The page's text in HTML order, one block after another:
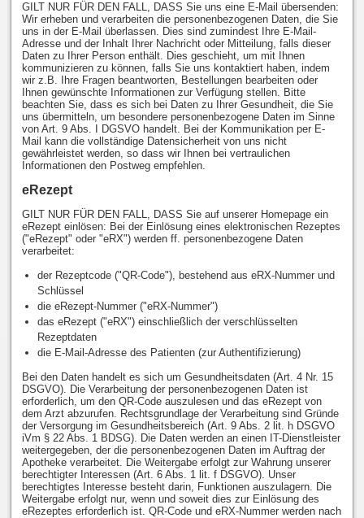
GILT NUR FÜR DEN FALL, DASS Sie uns eine E-Mail übersenden:
Wir erheben und verarbeiten die personenbezogenen Daten, die Sie
uns in der E-Mail überlassen. Dies sind zumindest Ihre E-Mail-
Adresse und der Inhalt Ihrer Nachricht oder Mitteilung, falls dieser
Daten zu Ihrer Person enthält. Dies geschieht, um mit Ihnen
kommunizieren zu können, falls Sie uns kontaktiert haben, indem
wir z.B. Ihre Fragen beantworten, Bestellungen bearbeiten oder
Ihnen gewünschte Informationen zur Verfügung stellen. Bitte
beachten Sie, dass es sich bei Daten zu Ihrer Gesundheit, die Sie
uns übermitteln, um besondere personenbezogene Daten im Sinne
von Art. 9 Abs. I DGSVO handelt. Bei der Kommunikation per E-
Mail kann die vollständige Datensicherheit von uns nicht
gewährleistet werden, so dass wir Ihnen bei vertraulichen
Informationen den Postweg empfehlen.
eRezept
GILT NUR FÜR DEN FALL, DASS Sie auf unserer Homepage ein
eRezept einlösen: Bei der Einlösung eines elektronischen Rezeptes
("eRezept" oder "eRX") werden ff. personenbezogene Daten
verarbeitet:
der Rezeptcode ("QR-Code"), bestehend aus eRX-Nummer und
Schlüssel
die eRezept-Nummer ("eRX-Nummer")
das eRezept ("eRX") einschließlich der verschlüsselten
Rezeptdaten
die E-Mail-Adresse des Patienten (zur Authentifizierung)
Bei den Daten handelt es sich um Gesundheitsdaten (Art. 4 Nr. 15
DSGVO). Die Verarbeitung der personenbezogenen Daten ist
erforderlich, um den QR-Code auszulesen und das eRezept von
dem Arzt abzurufen. Rechtsgrundlage der Verarbeitung sind Gründe
der Versorgung im Gesundheitsbereich (Art. 9 Abs. 2 lit. h DSGVO
iVm § 22 Abs. 1 BDSG). Die Daten werden an einen IT-Dienstleister
weitergegeben, der die personenbezogenen Daten im Auftrag der
Apotheke verarbeitet. Die Weitergabe erfolgt zur Wahrung unserer
berechtigter Interessen (Art. 6 Abs. 1 lit. f DSGVO). Unser
berechtigtes Interesse besteht darin, Funktionen auszulagern. Die
Weitergabe erfolgt nur, wenn und soweit dies zur Einlösung des
eRezeptes erforderlich ist. QR-Code und eRX-Nummer werden nach